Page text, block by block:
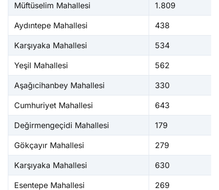
Müftüselim Mahallesi 1.809
Aydıntepe Mahallesi 438
Karşıyaka Mahallesi 534
Yeşil Mahallesi 562
Aşağıcihanbey Mahallesi 330
Cumhuriyet Mahallesi 643
Değirmengeçidi Mahallesi 179
Gökçayır Mahallesi 279
Karşıyaka Mahallesi 630
Esentepe Mahallesi 269